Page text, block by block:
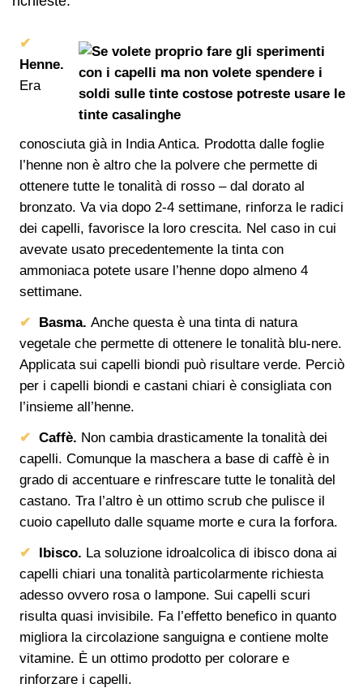
Henne.
Era
conosciuta già in India Antica. Prodotta dalle foglie
l’henne non è altro che la polvere che permette di
ottenere tutte le tonalità di rosso – dal dorato al
bronzato. Va via dopo 2-4 settimane, rinforza le radici
dei capelli, favorisce la loro crescita. Nel caso in cui
avevate usato precedentemente la tinta con
ammoniaca potete usare l’henne dopo almeno 4
settimane.
Basma. Anche questa è una tinta di natura
vegetale che permette di ottenere le tonalità blu-nere.
Applicata sui capelli biondi può risultare verde. Perciò
per i capelli biondi e castani chiari è consigliata con
l’insieme all’henne.
Caffè. Non cambia drasticamente la tonalità dei
capelli. Comunque la maschera a base di caffè è in
grado di accentuare e rinfrescare tutte le tonalità del
castano. Tra l’altro è un ottimo scrub che pulisce il
cuoio capelluto dalle squame morte e cura la forfora.
Ibisco. La soluzione idroalcolica di ibisco dona ai
capelli chiari una tonalità particolarmente richiesta
adesso ovvero rosa o lampone. Sui capelli scuri
risulta quasi invisibile. Fa l’effetto benefico in quanto
migliora la circolazione sanguigna e contiene molte
vitamine. È un ottimo prodotto per colorare e
rinforzare i capelli.